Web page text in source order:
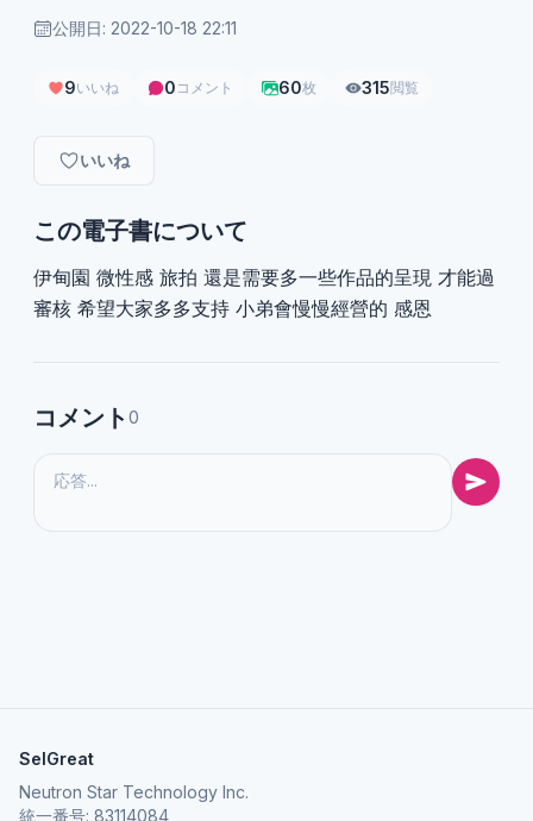
公開日: 2022-10-18 22:11
9いいね 0 コメント 60枚 315閲覧
いいね
この電子書について
伊甸園 微性感 旅拍 還是需要多一些作品的呈現 才能過
審核 希望大家多多支持 小弟會慢慢經營的 感恩
コメント 0
SelGreat
Neutron Star Technology Inc.
統一番号: 83114084